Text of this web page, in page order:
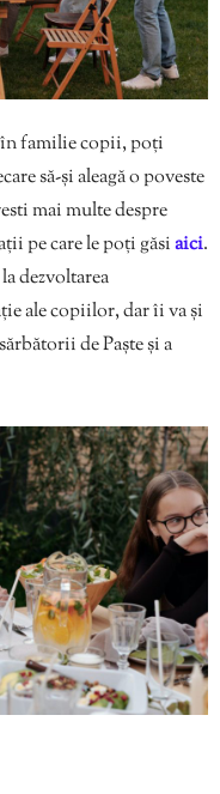
în familie copii, poți
să-și aleagă o poveste
mai multe despre
pe care le poți găsiaici.
dezvoltarea
ale copiilor, dar îi va și
de Paște și a